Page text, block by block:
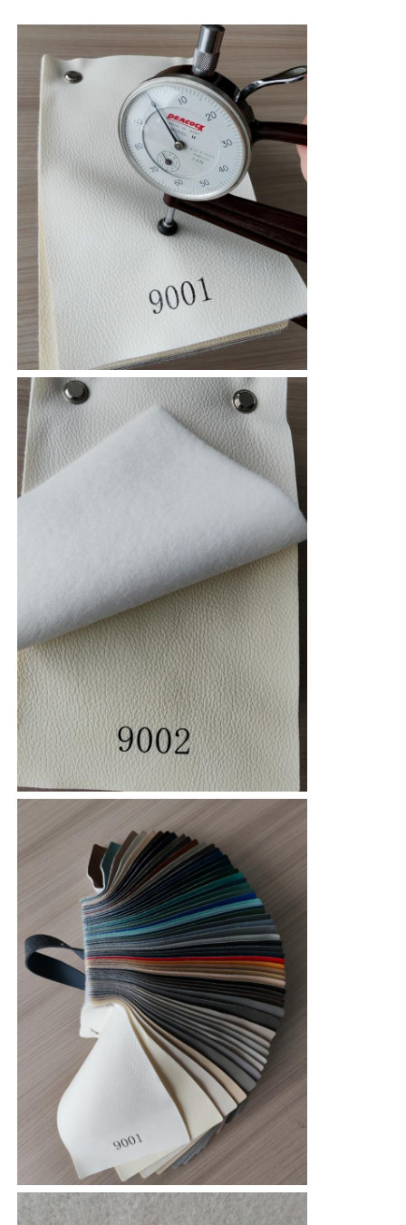
エコスウェード素材
スエードの生地
模倣 スウェード
溶剤のないPU革
アルカンターラレザー
自動車革
靴 革素材
手袋 レザー
ソファのタペストリー用布
耐磨性
≥10000
折りたたみ
度
≥150000
水解に耐える
≥48
応用シナリオ
レストラン ホテル